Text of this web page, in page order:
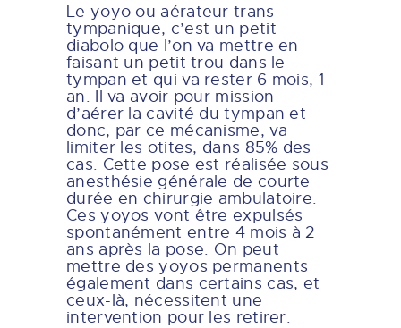
Le yoyo ou aérateur trans-
tympanique, c’est un petit
diabolo que l’on va mettre en
faisant un petit trou dans le
tympan et qui va rester 6 mois, 1
an. Il va avoir pour mission
d’aérer la cavité du tympan et
donc, par ce mécanisme, va
limiter les otites, dans 85% des
cas. Cette pose est réalisée sous
anesthésie générale de courte
durée en chirurgie ambulatoire.
Ces yoyos vont être expulsés
spontanément entre 4 mois à 2
ans après la pose. On peut
mettre des yoyos permanents
également dans certains cas, et
ceux-là, nécessitent une
intervention pour les retirer.